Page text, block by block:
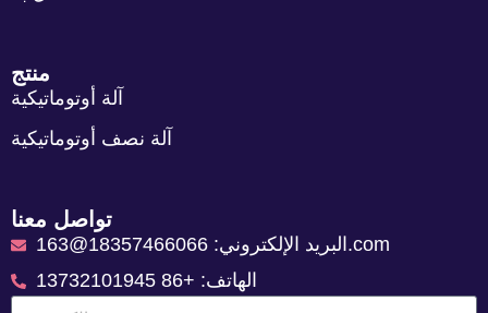
منتج
آلة أوتوماتيكية
آلة نصف أوتوماتيكية
تواصل معنا
البريد الإلكتروني: 18357466066@163.com
الهاتف: +86 13732101945